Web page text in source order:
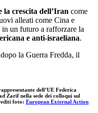
la crescita dell’Iran come
alleati come Cina e
in un futuro a rafforzare la
e anti-israeliana.
la Guerra Fredda, il
dell’UE Federica
Zarif nella sede dei colloqui sul
foto: European External Action